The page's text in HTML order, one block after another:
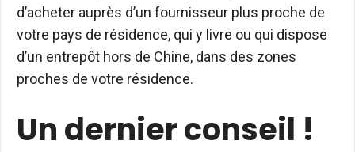
d’acheter auprès d’un fournisseur plus proche de
votre pays de résidence, qui y livre ou qui dispose
d’un entrepôt hors de Chine, dans des zones
proches de votre résidence.
Un dernier conseil !